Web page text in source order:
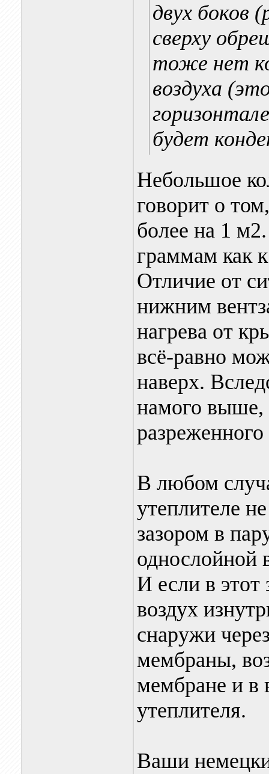
двух боков
сверху
тоже нет
воздуха
будет
Небольшое
говорит о
более на 1
граммам как
Отличие от
нижним
нагрева от
всё-равно
наверх.
намого
разреженного
В любом
утеплителе
зазором в
однослойной
И если в этот
воздух
снаружи
мембраны,
мембране и в
утеплителя.
Ваши